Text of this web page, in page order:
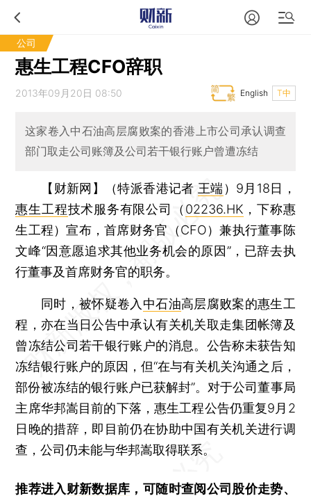
公司
惠生工程CFO辞职
2013年09月20日 08:50 T中
English
这家卷入中石油高层腐败案的香港上市公司承认调查
部门取走公司账簿及公司若干银行账户曾遭冻结
【财新网】（特派香港记者 王端） 9月18日，
惠生工程技术服务有限公司（02236.HK ，下称惠
生工程）宣布，首席财务官（CFO）兼执行董事陈
文峰“因意愿追求其他业务机会的原因”，已辞去执
行董事及首席财务官的职务。
同时，被怀疑卷入 中石油高层腐败案的惠生工
程，亦在当日公告中承认有关机关取走集团帐簿及
曾冻结公司若干银行账户的消息。公告称未获告知
冻结银行账户的原因，但“在与有关机关沟通之后，
部份被冻结的银行账户已获解封”。对于公司董事局
主席华邦嵩目前的下落，惠生工程公告仍重复9月2
日晚的措辞，即目前仍在协助中国有关机关进行调
查，公司仍未能与华邦嵩取得联系。
推荐进入财新数据库 ，可随时查阅公司股价走势、